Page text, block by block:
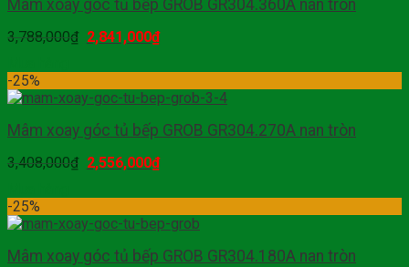
Mâm xoay góc tủ bếp GROB GR304.360A nan tròn
3,788,000₫ 2,841,000₫
-25%
Mâm xoay góc tủ bếp GROB GR304.270A nan tròn
3,408,000₫ 2,556,000₫
-25%
Mâm xoay góc tủ bếp GROB GR304.180A nan tròn